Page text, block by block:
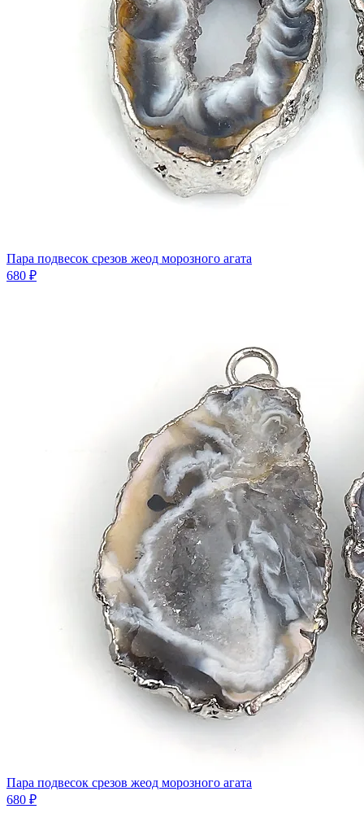
Пара подвесок срезов жеод морозного агата
680 ₽
Пара подвесок срезов жеод морозного агата
680 ₽